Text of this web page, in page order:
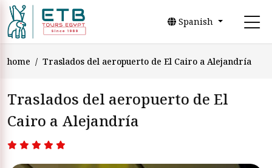
Spanish
home Traslados del aeropuerto de El Cairo a Alejandría
Traslados del aeropuerto de El
Cairo a Alejandría